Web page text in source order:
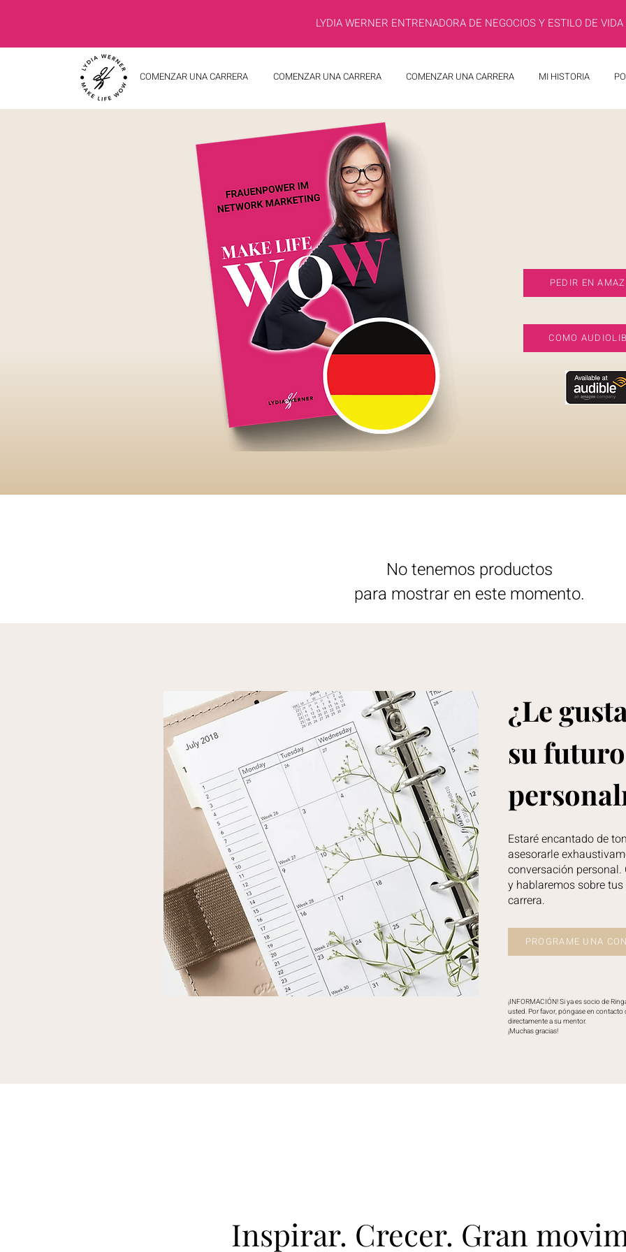
LYDIA WERNER ENTRENADORA DE NEGOCIOS Y ESTILO DE VIDA
COMENZAR UNA CARRERA COMENZAR UNA CARRERA COMENZAR UNA CARRERA MI HISTORIA
PEDIR EN
COMO
No tenemos productos
para mostrar en este momento.
¿Le
su
Estaré encantado de
asesorarle
conversación
y hablaremos sobre
carrera.
PROGRAME UNA
¡INFORMACIÓN! Si ya es socio de
usted. Por favor, póngase en
directamente a su mentor.
¡Muchas gracias!
Inspirar. Crecer. Gran